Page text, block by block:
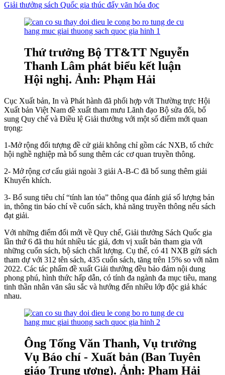
Giải thưởng sách Quốc gia thúc đẩy văn hóa đọc
Thứ trưởng Bộ TT&TT Nguyễn
Thanh Lâm phát biểu kết luận
Hội nghị. Ảnh: Phạm Hải
Cục Xuất bản, In và Phát hành đã phối hợp với Thường trực Hội
Xuất bản Việt Nam đề xuất tham mưu Lãnh đạo Bộ sửa đổi, bổ
sung Quy chế và Điều lệ Giải thưởng với một số điểm mới quan
trọng:
1-Mở rộng đối tượng đề cử giải không chỉ gồm các NXB, tổ chức
hội nghề nghiệp mà bổ sung thêm các cơ quan truyền thông.
2- Mở rộng cơ cấu giải ngoài 3 giải A-B-C đã bổ sung thêm giải
Khuyến khích.
3- Bổ sung tiêu chí “tính lan tỏa” thông qua đánh giá số lượng bản
in, thông tin báo chí về cuốn sách, khả năng truyền thông nếu sách
đạt giải.
Với những điểm đổi mới về Quy chế, Giải thưởng Sách Quốc gia
lần thứ 6 đã thu hút nhiều tác giả, đơn vị xuất bản tham gia với
những cuốn sách, bộ sách chất lượng. Cụ thể, có 41 NXB gửi sách
tham dự với 312 tên sách, 435 cuốn sách, tăng trên 15% so với năm
2022. Các tác phẩm đề xuất Giải thưởng đều bảo đảm nội dung
phong phú, hình thức hấp dẫn, có tính đa ngành đa mục tiêu, mang
tinh thần nhân văn sâu sắc và hướng đến nhiều lớp độc giả khác
nhau.
Ông Tống Văn Thanh, Vụ trưởng
Vụ Báo chí - Xuất bản (Ban Tuyên
giáo Trung ương). Ảnh: Phạm Hải